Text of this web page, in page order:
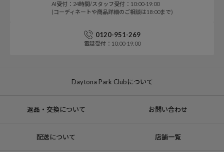
AI受付：24時間/スタッフ受付：10:00-19:00
(コーディネートや商品詳細のご相談は18:00まで)
0120-951-269
電話受付：10:00-19:00
Daytona Park Clubについて
返品・交換について お問い合わせ
配送について 店舗一覧